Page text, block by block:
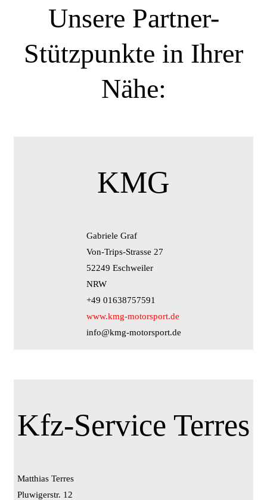
Unsere Partner-
Stützpunkte in Ihrer
Nähe:
KMG
Gabriele Graf
Von-Trips-Strasse 27
52249 Eschweiler
NRW
+49 01638757591
www.kmg-motorsport.de
info@kmg-motorsport.de
Kfz-Service Terres
Matthias Terres
Pluwigerstr. 12